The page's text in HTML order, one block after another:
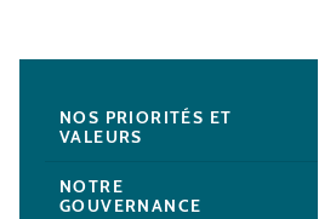
NOS PRIORITÉS ET
VALEURS
NOTRE
GOUVERNANCE